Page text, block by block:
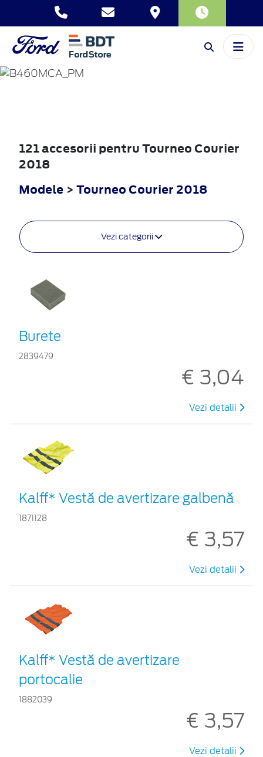
TOURNEO
COURIER
121 accesorii pentru Tourneo Courier
2018
Modele > Tourneo Courier 2018
Vezi categorii
Burete
2839479
€ 3,04
Vezi detalii
Kalff* Vestă de avertizare galbenă
1871128
€ 3,57
Vezi detalii
Kalff* Vestă de avertizare
portocalie
1882039
€ 3,57
Vezi detalii